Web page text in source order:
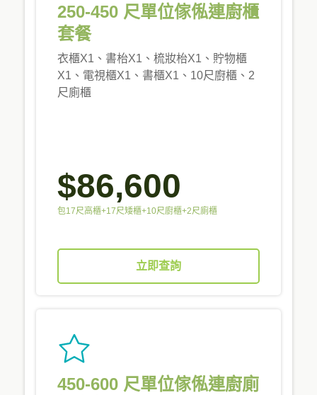
250-450 尺單位傢俬連廚櫃
套餐
衣櫃X1、書枱X1、梳妝枱X1、貯物櫃
X1、電視櫃X1、書櫃X1、10尺廚櫃、2
尺廁櫃
$86,600
包17尺高櫃+17尺矮櫃+10尺廚櫃+2尺廁櫃
立即查詢
450-600 尺單位傢俬連廚廁